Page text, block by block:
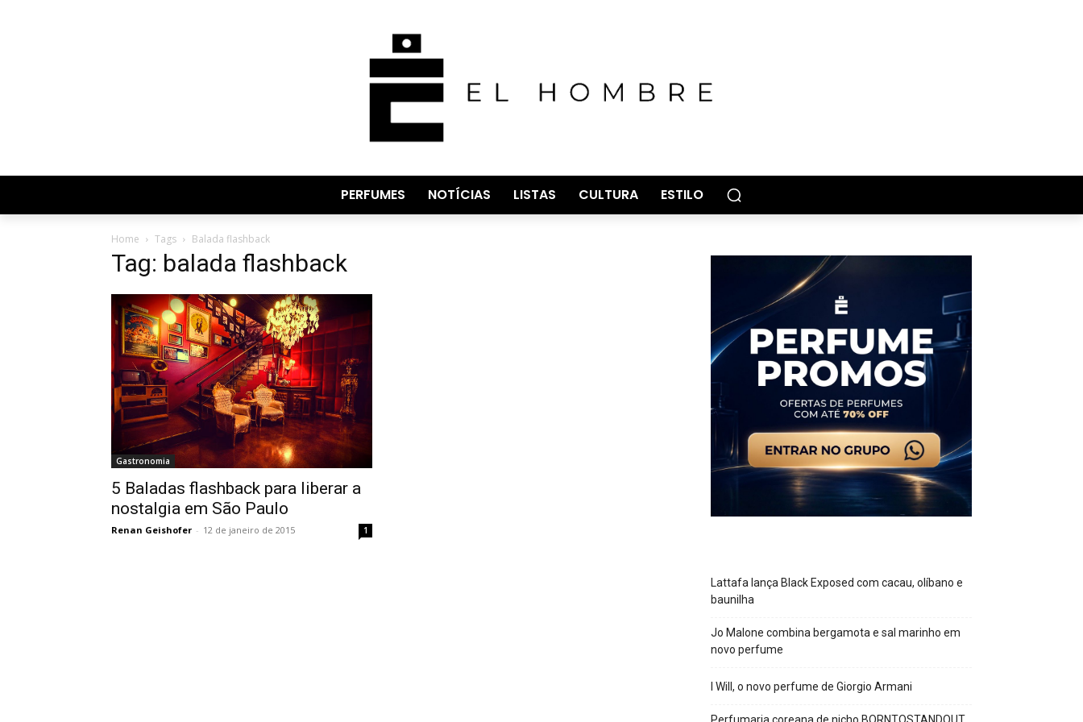
PERFUMES NOTÍCIAS LISTAS CULTURA ESTILO
Home Tags Balada flashback
Tag: balada flashback
Gastronomia
5 Baladas flashback para liberar a
nostalgia em São Paulo
Renan Geishofer - 12 de janeiro de 2015 1
Lattafa lança Black Exposed com cacau, olíbano e
baunilha
Jo Malone combina bergamota e sal marinho em
novo perfume
I Will, o novo perfume de Giorgio Armani
Perfumaria coreana de nicho BORNTOSTANDOUT